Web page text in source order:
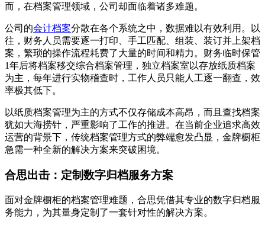
而，在档案管理领域，公司却面临着诸多难题。
公司的会计档案分散在各个系统之中，数据难以有效利用。以
往，财务人员需要逐一打印、手工匹配、组装、装订并上架档
案，繁琐的操作流程耗费了大量的时间和精力。财务临时保管
1年后将档案移交综合档案管理，独立档案室以存放纸质档案
为主，每年进行实物稽查时，工作人员只能人工逐一翻查，效
率极其低下。
以纸质档案管理为主的方式不仅存储成本高昂，而且查找档案
犹如大海捞针，严重影响了工作的推进。在当前企业追求高效
运营的背景下，传统档案管理方式的弊端愈发凸显，金牌橱柜
急需一种全新的解决方案来突破困境。
合思出击：定制数字归档服务方案
面对金牌橱柜的档案管理难题，合思凭借其专业的数字归档服
务能力，为其量身定制了一套针对性的解决方案。